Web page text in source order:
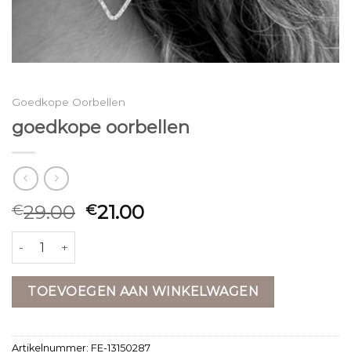
Goedkope Oorbellen
goedkope oorbellen
€29.00 €21.00
goedkope oorbellen aantal
TOEVOEGEN AAN WINKELWAGEN
Artikelnummer: FE-13150287